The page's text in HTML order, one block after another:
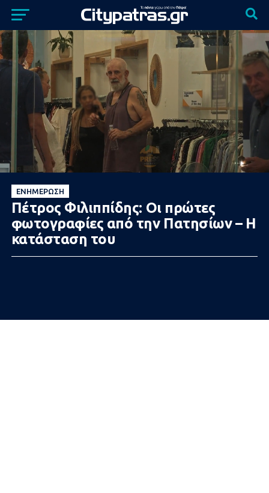
ΕΝΗΜΈΡΩΣΗ
Πέτρος Φιλιππίδης: Οι πρώτες
φωτoγραφίες από την Πατησίων – Η
κατάσταση του